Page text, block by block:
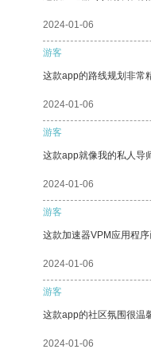
2024-01-06
游客
这款app的路线规划非常
2024-01-06
游客
这款app就像我的私人导
2024-01-06
游客
这款加速器VPM应用程
2024-01-06
游客
这款app的社区氛围很温
2024-01-06